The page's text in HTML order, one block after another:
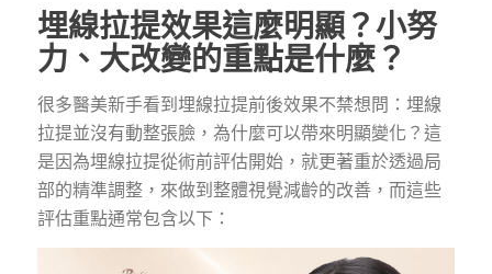
埋線拉提效果這麼明顯？小努
力、大改變的重點是什麼？
很多醫美新手看到埋線拉提前後效果不禁想問：埋線
拉提並沒有動整張臉，為什麼可以帶來明顯變化？這
是因為埋線拉提從術前評估開始，就更著重於透過局
部的精準調整，來做到整體視覺減齡的改善，而這些
評估重點通常包含以下：